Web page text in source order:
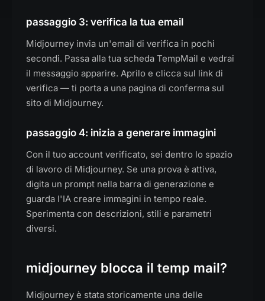
passaggio 3: verifica la tua email
Midjourney invia un'email di verifica in pochi
secondi. Passa alla tua scheda TempMail e vedrai
il messaggio apparire. Aprilo e clicca sul link di
verifica — ti porta a una pagina di conferma sul
sito di Midjourney.
passaggio 4: inizia a generare immagini
Con il tuo account verificato, sei dentro lo spazio
di lavoro di Midjourney. Se una prova è attiva,
digita un prompt nella barra di generazione e
guarda l'IA creare immagini in tempo reale.
Sperimenta con descrizioni, stili e parametri
diversi.
midjourney blocca il temp mail?
Midjourney è stata storicamente una delle